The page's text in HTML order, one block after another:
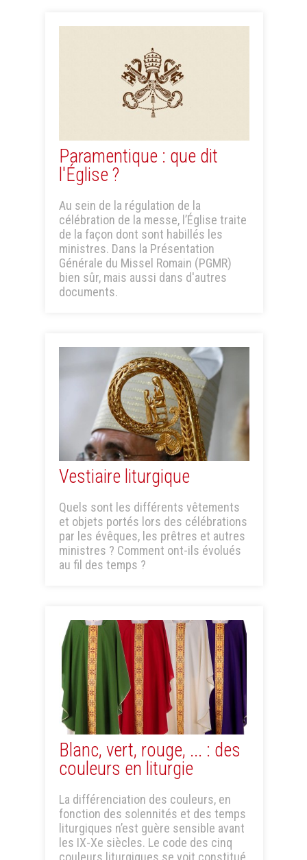
Paramentique : que dit
l'Église ?
Au sein de la régulation de la
célébration de la messe, l’Église traite
de la façon dont sont habillés les
ministres. Dans la Présentation
Générale du Missel Romain (PGMR)
bien sûr, mais aussi dans d'autres
documents.
Vestiaire liturgique
Quels sont les différents vêtements
et objets portés lors des célébrations
par les évêques, les prêtres et autres
ministres ? Comment ont-ils évolués
au fil des temps ?
Blanc, vert, rouge, ... : des
couleurs en liturgie
La différenciation des couleurs, en
fonction des solennités et des temps
liturgiques n’est guère sensible avant
les IX-Xe siècles. Le code des cinq
couleurs liturgiques se voit constitué